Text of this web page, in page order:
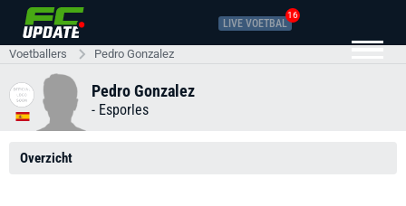
LIVE VOETBAL
16
Voetballers Pedro Gonzalez
Pedro Gonzalez
- Esporles
Overzicht